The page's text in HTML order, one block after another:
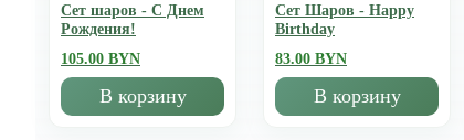
Сет шаров - С Днем
Рождения!
105.00 BYN
В корзину
Сет Шаров - Happy
Birthday
83.00 BYN
В корзину